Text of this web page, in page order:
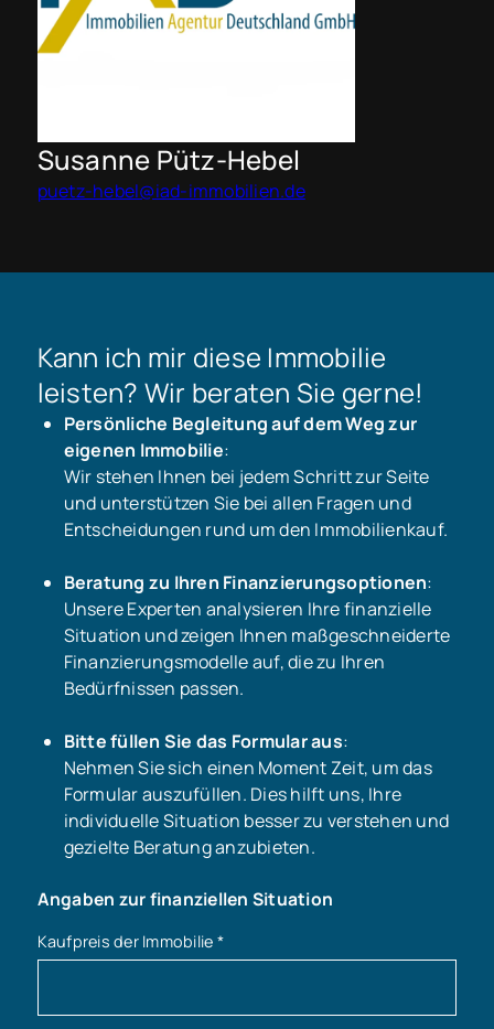
Susanne Pütz-Hebel
puetz-hebel@iad-immobilien.de
Kann ich mir diese Immobilie
leisten? Wir beraten Sie gerne!
Persönliche Begleitung auf dem Weg zur
eigenen Immobilie:
Wir stehen Ihnen bei jedem Schritt zur Seite
und unterstützen Sie bei allen Fragen und
Entscheidungen rund um den Immobilienkauf.
Beratung zu Ihren Finanzierungsoptionen:
Unsere Experten analysieren Ihre finanzielle
Situation und zeigen Ihnen maßgeschneiderte
Finanzierungsmodelle auf, die zu Ihren
Bedürfnissen passen.
Bitte füllen Sie das Formular aus:
Nehmen Sie sich einen Moment Zeit, um das
Formular auszufüllen. Dies hilft uns, Ihre
individuelle Situation besser zu verstehen und
gezielte Beratung anzubieten.
Angaben zur finanziellen Situation
Kaufpreis der Immobilie *